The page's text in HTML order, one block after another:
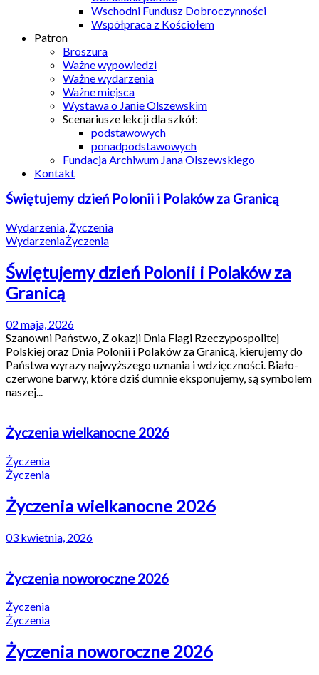
Wschodni Fundusz Dobroczynności
Współpraca z Kościołem
Patron
Broszura
Ważne wypowiedzi
Ważne wydarzenia
Ważne miejsca
Wystawa o Janie Olszewskim
Scenariusze lekcji dla szkół:
podstawowych
ponadpodstawowych
Fundacja Archiwum Jana Olszewskiego
Kontakt
Świętujemy dzień Polonii i Polaków za Granicą
Wydarzenia Życzenia
WydarzeniaŻyczenia
Świętujemy dzień Polonii i Polaków za
Granicą
02 maja, 2026
Szanowni Państwo, Z okazji Dnia Flagi Rzeczypospolitej
Polskiej oraz Dnia Polonii i Polaków za Granicą, kierujemy do
Państwa wyrazy najwyższego uznania i wdzięczności. Biało-
czerwone barwy, które dziś dumnie eksponujemy, są symbolem
naszej...
Życzenia wielkanocne 2026
Życzenia
Życzenia
Życzenia wielkanocne 2026
03 kwietnia, 2026
Życzenia noworoczne 2026
Życzenia
Życzenia
Życzenia noworoczne 2026